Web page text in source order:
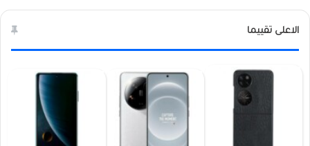
الاعلى تقييما